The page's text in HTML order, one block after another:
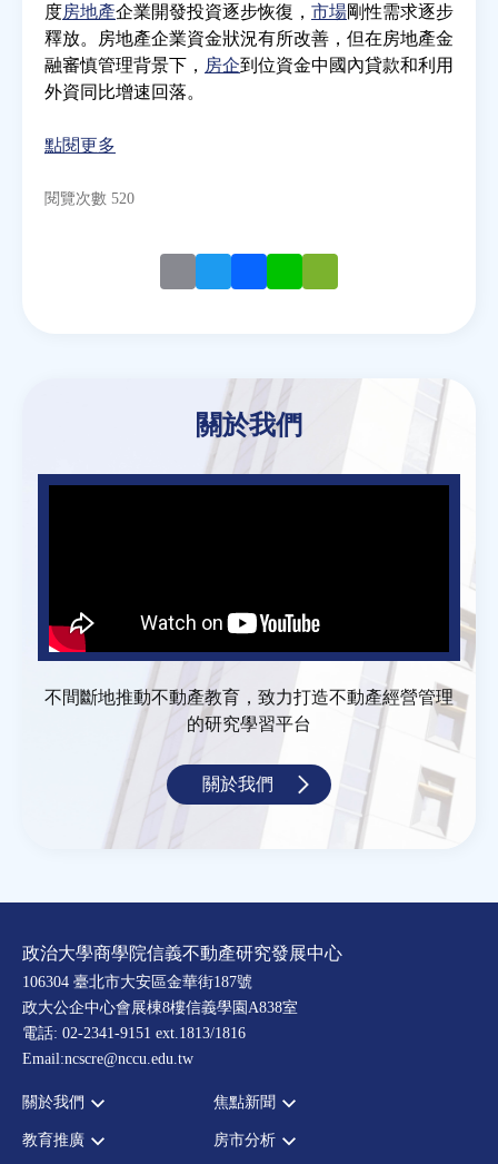
度房地產企業開發投資逐步恢復， 市場剛性需求逐步
釋放。房地產企業資金狀況有所改善，但在房地產金
融審慎管理背景下， 房企到位資金中國內貸款和利用
外資同比增速回落。
點閱更多
閱覽次數 520
關於我們
不間斷地推動不動產教育，致力打造不動產經營管理
的研究學習平台
關於我們
政治大學商學院信義不動產研究發展中心
106304 臺北市大安區金華街187號
政大公企中心會展棟8樓信義學園A838室
電話: 02-2341-9151 ext.1813/1816
Email:ncscre@nccu.edu.tw
關於我們
宗旨願景
焦點新聞
全部新聞
教育推廣 房市分析